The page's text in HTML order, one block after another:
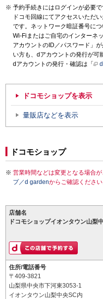
予約手続きにはログインが必要で
ドコモ回線にてアクセスいただ
です。ネットワーク暗証番号につ
Wi-Fiまたはご自宅のインターネ
アカウントのID／パスワード」
い方も、dアカウントの発行が可
dアカウントの発行・確認は「
ドコモショップを表示
量販店などを表示
ドコモショップ
営業時間などは変更となる場合
プ／d gardenからご確認ください
店舗名
ドコモショップイオンタウン山梨
住所/電話番号
〒409-3821
山梨県中央市下河東3053-1
イオンタウン山梨中央SC内